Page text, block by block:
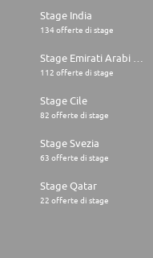
Stage India
134 offerte di stage
112 offerte di stage
Stage Cile
82 offerte di stage
Stage Svezia
63 offerte di stage
Stage Qatar
22 offerte di stage